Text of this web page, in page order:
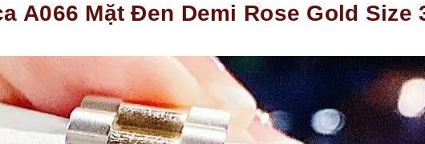
A066 Mặt Đen Demi Rose Gold Size